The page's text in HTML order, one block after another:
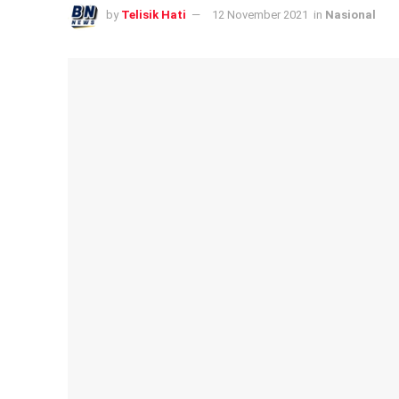
by Telisik Hati 12 November 2021 in Nasional